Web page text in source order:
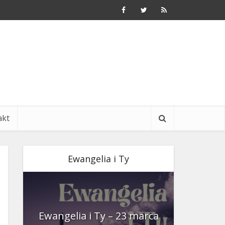
Ewangelia i Ty
Ewangelia i Ty – 23 marca